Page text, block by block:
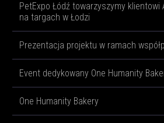
PetExpo Łódź towarzyszymy klientowi
na targach w Łodzi
Prezentacja projektu w ramach
Event dedykowany One Humanity
One Humanity Bakery